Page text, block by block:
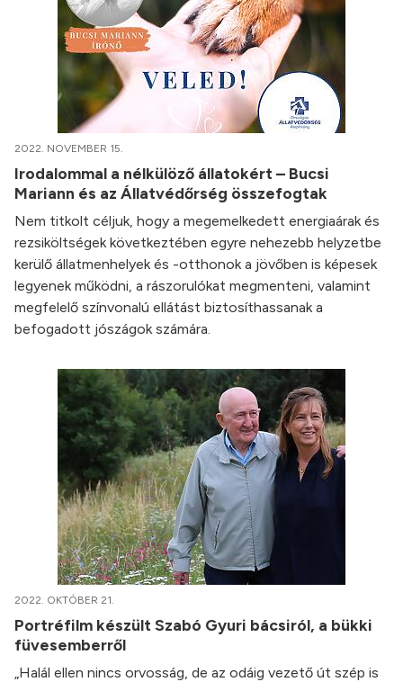
2022. NOVEMBER 15.
Irodalommal a nélkülöző állatokért – Bucsi
Mariann és az Állatvédőrség összefogtak
Nem titkolt céljuk, hogy a megemelkedett energiaárak és
rezsiköltségek következtében egyre nehezebb helyzetbe
kerülő állatmenhelyek és -otthonok a jövőben is képesek
legyenek működni, a rászorulókat megmenteni, valamint
megfelelő színvonalú ellátást biztosíthassanak a
befogadott jószágok számára.
2022. OKTÓBER 21.
Portréfilm készült Szabó Gyuri bácsiról, a bükki
füvesemberről
„Halál ellen nincs orvosság, de az odáig vezető út szép is